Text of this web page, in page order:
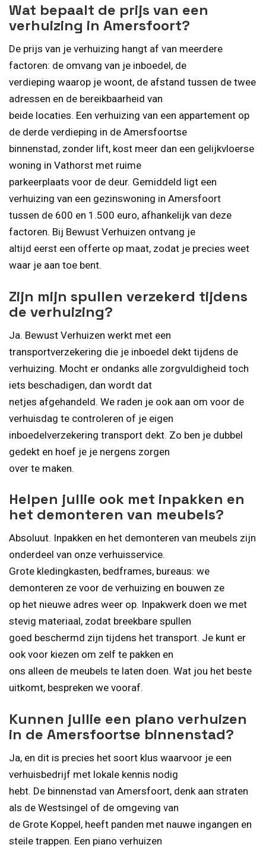
Wat bepaalt de prijs van een
verhuizing in Amersfoort?
De prijs van je verhuizing hangt af van meerdere
factoren: de omvang van je inboedel, de
verdieping waarop je woont, de afstand tussen de twee
adressen en de bereikbaarheid van
beide locaties. Een verhuizing van een appartement op
de derde verdieping in de Amersfoortse
binnenstad, zonder lift, kost meer dan een gelijkvloerse
woning in Vathorst met ruime
parkeerplaats voor de deur. Gemiddeld ligt een
verhuizing van een gezinswoning in Amersfoort
tussen de 600 en 1.500 euro, afhankelijk van deze
factoren. Bij Bewust Verhuizen ontvang je
altijd eerst een offerte op maat, zodat je precies weet
waar je aan toe bent.
Zijn mijn spullen verzekerd tijdens
de verhuizing?
Ja. Bewust Verhuizen werkt met een
transportverzekering die je inboedel dekt tijdens de
verhuizing. Mocht er ondanks alle zorgvuldigheid toch
iets beschadigen, dan wordt dat
netjes afgehandeld. We raden je ook aan om voor de
verhuisdag te controleren of je eigen
inboedelverzekering transport dekt. Zo ben je dubbel
gedekt en hoef je je nergens zorgen
over te maken.
Helpen jullie ook met inpakken en
het demonteren van meubels?
Absoluut. Inpakken en het demonteren van meubels zijn
onderdeel van onze verhuisservice.
Grote kledingkasten, bedframes, bureaus: we
demonteren ze voor de verhuizing en bouwen ze
op het nieuwe adres weer op. Inpakwerk doen we met
stevig materiaal, zodat breekbare spullen
goed beschermd zijn tijdens het transport. Je kunt er
ook voor kiezen om zelf te pakken en
ons alleen de meubels te laten doen. Wat jou het beste
uitkomt, bespreken we vooraf.
Kunnen jullie een piano verhuizen
in de Amersfoortse binnenstad?
Ja, en dit is precies het soort klus waarvoor je een
verhuisbedrijf met lokale kennis nodig
hebt. De binnenstad van Amersfoort, denk aan straten
als de Westsingel of de omgeving van
de Grote Koppel, heeft panden met nauwe ingangen en
steile trappen. Een piano verhuizen